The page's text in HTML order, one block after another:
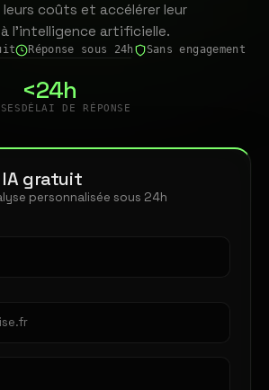
coûts et accélérer leur
l'intelligence artificielle.
Réponse sous 24h Sans engagement
<24h
DÉLAI DE RÉPONSE
gratuit
personnalisée sous 24h